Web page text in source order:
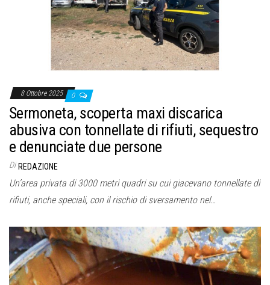
8 Ottobre 2025 0
Sermoneta, scoperta maxi discarica
abusiva con tonnellate di rifiuti, sequestro
e denunciate due persone
Di REDAZIONE
Un’area privata di 3000 metri quadri su cui giacevano tonnellate di
rifiuti, anche speciali, con il rischio di sversamento nel…